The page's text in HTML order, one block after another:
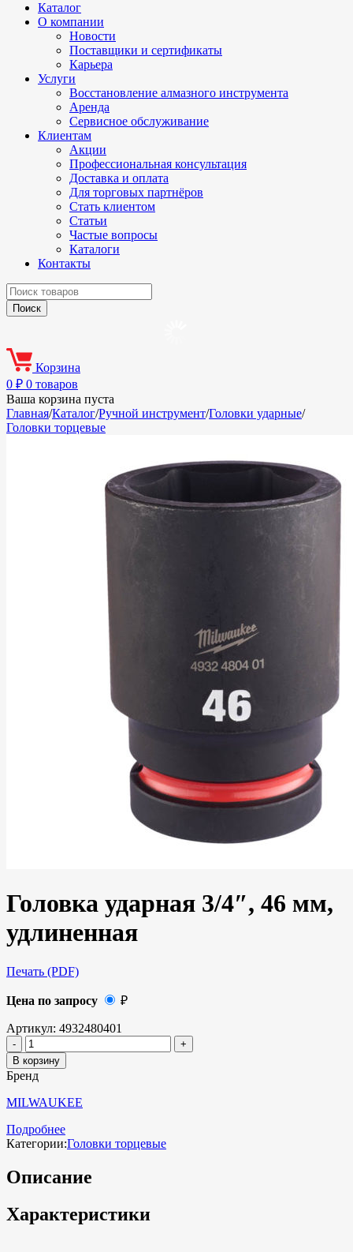
Каталог
О компании
Новости
Поставщики и сертификаты
Карьера
Услуги
Восстановление алмазного инструмента
Аренда
Сервисное обслуживание
Клиентам
Акции
Профессиональная консультация
Доставка и оплата
Для торговых партнёров
Стать клиентом
Статьи
Частые вопросы
Каталоги
Контакты
Корзина
0 ₽ 0 товаров
Ваша корзина пуста
Главная/Каталог/Ручной инструмент/Головки ударные/
Головки торцевые
Головка ударная 3/4″, 46 мм,
удлиненная
Печать (PDF)
Цена по запросу ₽
Артикул: 4932480401
В корзину
Бренд
MILWAUKEE
Подробнее
Категории:Головки торцевые
Описание
Характеристики